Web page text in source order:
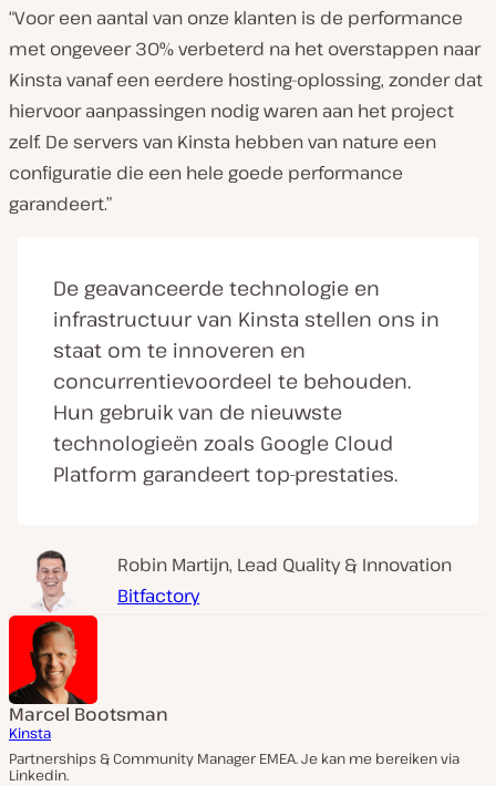
“Voor een aantal van onze klanten is de performance
met ongeveer 30% verbeterd na het overstappen naar
Kinsta vanaf een eerdere hosting-oplossing, zonder dat
hiervoor aanpassingen nodig waren aan het project
zelf. De servers van Kinsta hebben van nature een
configuratie die een hele goede performance
garandeert.”
De geavanceerde technologie en
infrastructuur van Kinsta stellen ons in
staat om te innoveren en
concurrentievoordeel te behouden.
Hun gebruik van de nieuwste
technologieën zoals Google Cloud
Platform garandeert top-prestaties.
Robin Martijn, Lead Quality & Innovation
Bitfactory
Marcel Bootsman
Kinsta
Partnerships & Community Manager EMEA. Je kan me bereiken via
Linkedin.